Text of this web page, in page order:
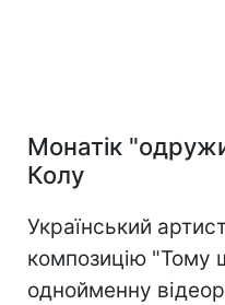
Монатік
Колу
Український
композицію "Тому
однойменну